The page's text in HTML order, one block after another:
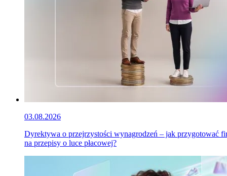
03.08.2026
Dyrektywa o przejrzystości wynagrodzeń – jak przygotować
na przepisy o luce płacowej?